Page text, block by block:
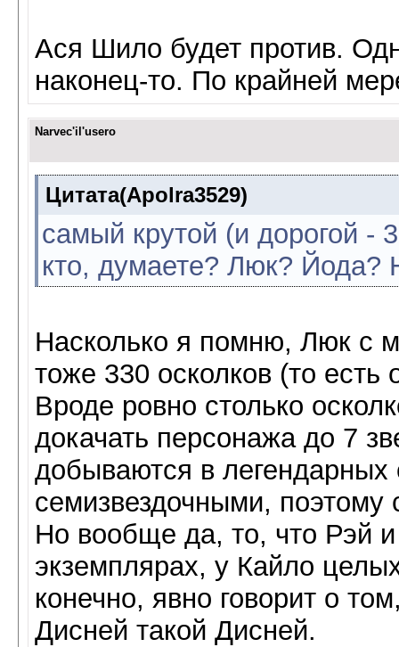
Ася Шило будет против.
наконец-то. По крайней
Narvec'il'usero
Цитата(Apolra3529)
самый крутой (и дорогой -
кто, думаете? Люк? Йода?
Насколько я помню, Люк с
тоже 330 осколков (то есть
Вроде ровно столько
докачать персонажа до 7
добываются в легендарных
семизвездочными, поэтому
Но вообще да, то, что Рэй
экземплярах, у Кайло
конечно, явно говорит о
Дисней такой Дисней.